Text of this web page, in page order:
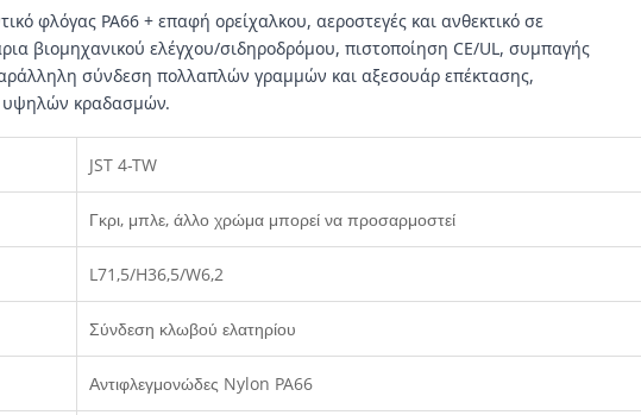
φλόγας PA66 + επαφή ορείχαλκου, αεροστεγές και ανθεκτικό σε
βιομηχανικού ελέγχου/σιδηροδρόμου, πιστοποίηση CE/UL, συμπαγής
σύνδεση πολλαπλών γραμμών και αξεσουάρ επέκτασης,
υψηλών κραδασμών.
JST 4-TW
Γκρι, μπλε, άλλο χρώμα μπορεί να προσαρμοστεί
L71,5/H36,5/W6,2
Σύνδεση κλωβού ελατηρίου
Αντιφλεγμονώδες Nylon PA66